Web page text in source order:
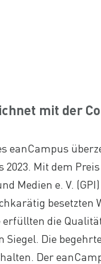
mit der
eanCampus
Mit dem
Medien e. V.
besetzten
die
Die
Der